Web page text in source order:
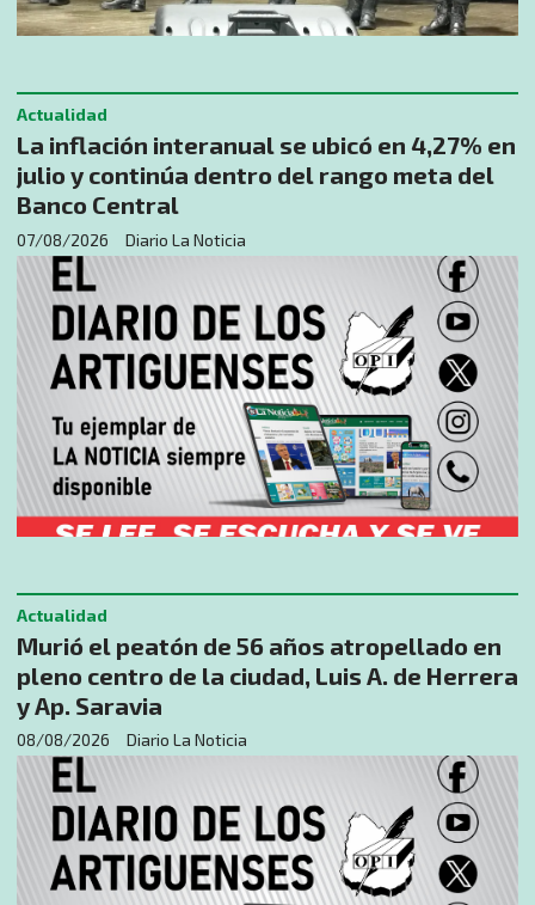
La inflación interanual se ubicó en 4,27% en
julio y continúa dentro del rango meta del
Banco Central
Diario La Noticia
Actualidad
07/08/2026
Murió el peatón de 56 años atropellado en
pleno centro de la ciudad, Luis A. de Herrera
y Ap. Saravia
Diario La Noticia
Actualidad
08/08/2026